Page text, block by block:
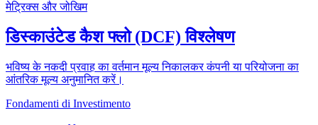
मेट्रिक्स और जोखिम
डिस्काउंटेड कैश फ्लो (DCF) विश्लेषण
भविष्य के नकदी प्रवाह का वर्तमान मूल्य निकालकर कंपनी या परियोजना का
आंतरिक मूल्य अनुमानित करें।
Fondamenti di Investimento